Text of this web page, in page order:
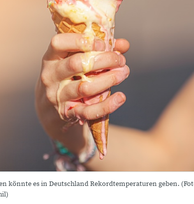
könnte es in Deutschland Rekordtemperaturen geben.